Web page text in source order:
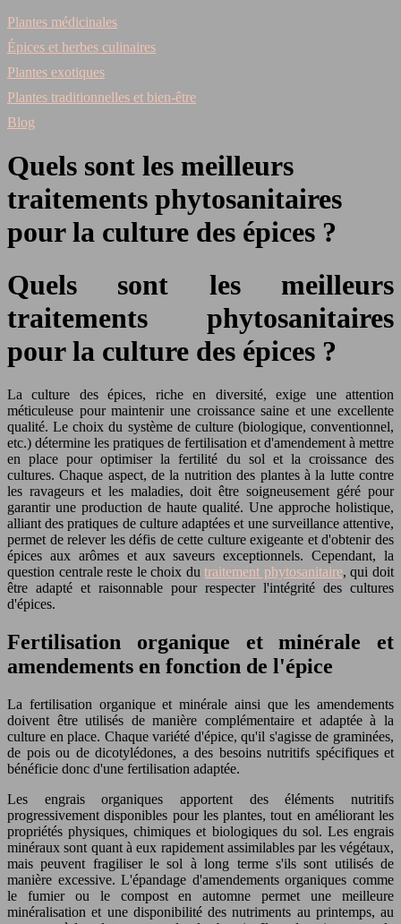
Plantes médicinales
Épices et herbes culinaires
Plantes exotiques
Plantes traditionnelles et bien-être
Blog
Quels sont les meilleurs
traitements phytosanitaires
pour la culture des épices ?
Quels sont les meilleurs
traitements phytosanitaires
pour la culture des épices ?
La culture des épices, riche en diversité, exige une attention
méticuleuse pour maintenir une croissance saine et une excellente
qualité. Le choix du système de culture (biologique, conventionnel,
etc.) détermine les pratiques de fertilisation et d'amendement à mettre
en place pour optimiser la fertilité du sol et la croissance des
cultures. Chaque aspect, de la nutrition des plantes à la lutte contre
les ravageurs et les maladies, doit être soigneusement géré pour
garantir une production de haute qualité. Une approche holistique,
alliant des pratiques de culture adaptées et une surveillance attentive,
permet de relever les défis de cette culture exigeante et d'obtenir des
épices aux arômes et aux saveurs exceptionnels. Cependant, la
question centrale reste le choix dutraitement phytosanitaire, qui doit
être adapté et raisonnable pour respecter l'intégrité des cultures
d'épices.
Fertilisation organique et minérale et
amendements en fonction de l'épice
La fertilisation organique et minérale ainsi que les amendements
doivent être utilisés de manière complémentaire et adaptée à la
culture en place. Chaque variété d'épice, qu'il s'agisse de graminées,
de pois ou de dicotylédones, a des besoins nutritifs spécifiques et
bénéficie donc d'une fertilisation adaptée.
Les engrais organiques apportent des éléments nutritifs
progressivement disponibles pour les plantes, tout en améliorant les
propriétés physiques, chimiques et biologiques du sol. Les engrais
minéraux sont quant à eux rapidement assimilables par les végétaux,
mais peuvent fragiliser le sol à long terme s'ils sont utilisés de
manière excessive. L'épandage d'amendements organiques comme
le fumier ou le compost en automne permet une meilleure
minéralisation et une disponibilité des nutriments au printemps, au